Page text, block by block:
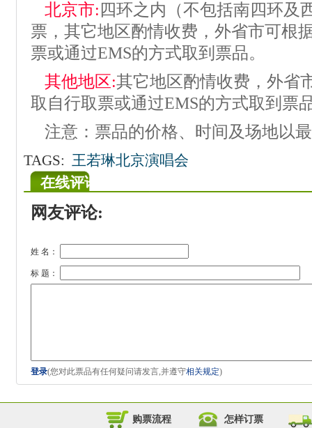
北京市: 四环之内（不包括南四环及
票，其它地区酌情收费，外省市可根
票或通过EMS的方式取到票品。
其他地区:其它地区酌情收费，外省
取自行取票或通过EMS的方式取到票
注意：票品的价格、时间及场地以
TAGS: 王若琳北京演唱会
在线评论
网友评论:
姓 名：
标 题：
登录(您对此票品有任何疑问请发言,并遵守相关规定)
购票流程 怎样订票